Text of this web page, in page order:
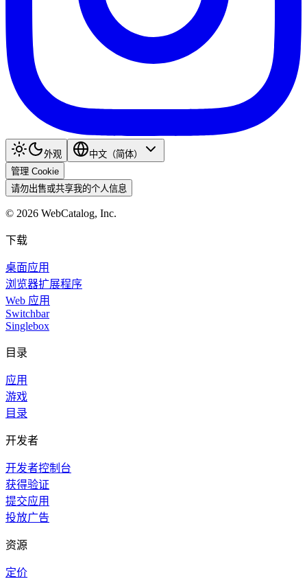
外观
中文（简体）
管理 Cookie
请勿出售或共享我的个人信息
© 2026 WebCatalog, Inc.
下载
桌面应用
浏览器扩展程序
Web 应用
Switchbar
Singlebox
目录
应用
游戏
目录
开发者
开发者控制台
获得验证
提交应用
投放广告
资源
定价